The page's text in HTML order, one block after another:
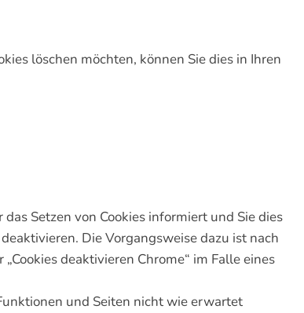
löschen möchten, können Sie dies in Ihren
Setzen von Cookies informiert und Sie dies
Die Vorgangsweise dazu ist nach
deaktivieren Chrome“ im Falle eines
und Seiten nicht wie erwartet